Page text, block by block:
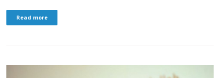
Read more